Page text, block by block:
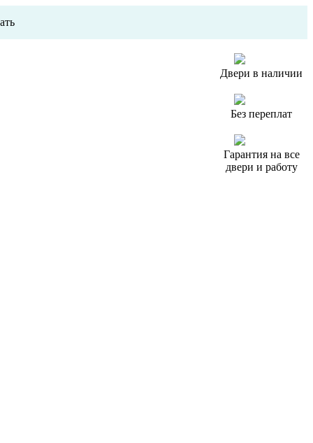
Двери в наличии
Без переплат
Гарантия на все
двери и работу